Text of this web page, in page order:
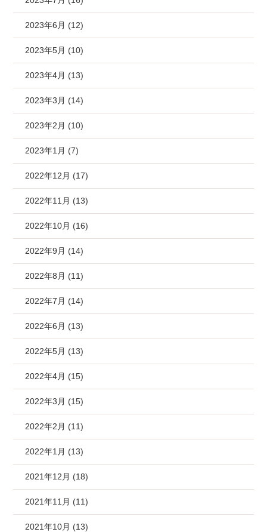
2023年6月 (12)
2023年5月 (10)
2023年4月 (13)
2023年3月 (14)
2023年2月 (10)
2023年1月 (7)
2022年12月 (17)
2022年11月 (13)
2022年10月 (16)
2022年9月 (14)
2022年8月 (11)
2022年7月 (14)
2022年6月 (13)
2022年5月 (13)
2022年4月 (15)
2022年3月 (15)
2022年2月 (11)
2022年1月 (13)
2021年12月 (18)
2021年11月 (11)
2021年10月 (13)